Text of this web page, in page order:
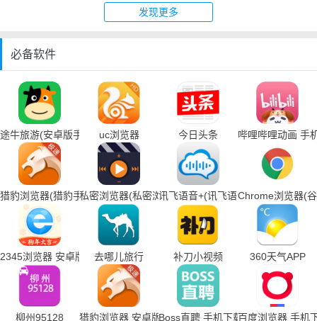
发现更多
必备软件
途牛旅游(安卓版手机下载)uc浏览器 今日头条 哔哩哔哩动画 手
猎豹浏览器(猎豹手机浏览器下载)私密浏览器(私密浏览器手机下载)讯飞语音+(讯飞语音输入法手机下
Chrome浏览器(
2345浏览器 安卓版 去哪儿旅行 补刀小视频 360天气APP
柳州95128 猎豹浏览器 安卓版Boss直聘 手机下载百度浏览器 手机